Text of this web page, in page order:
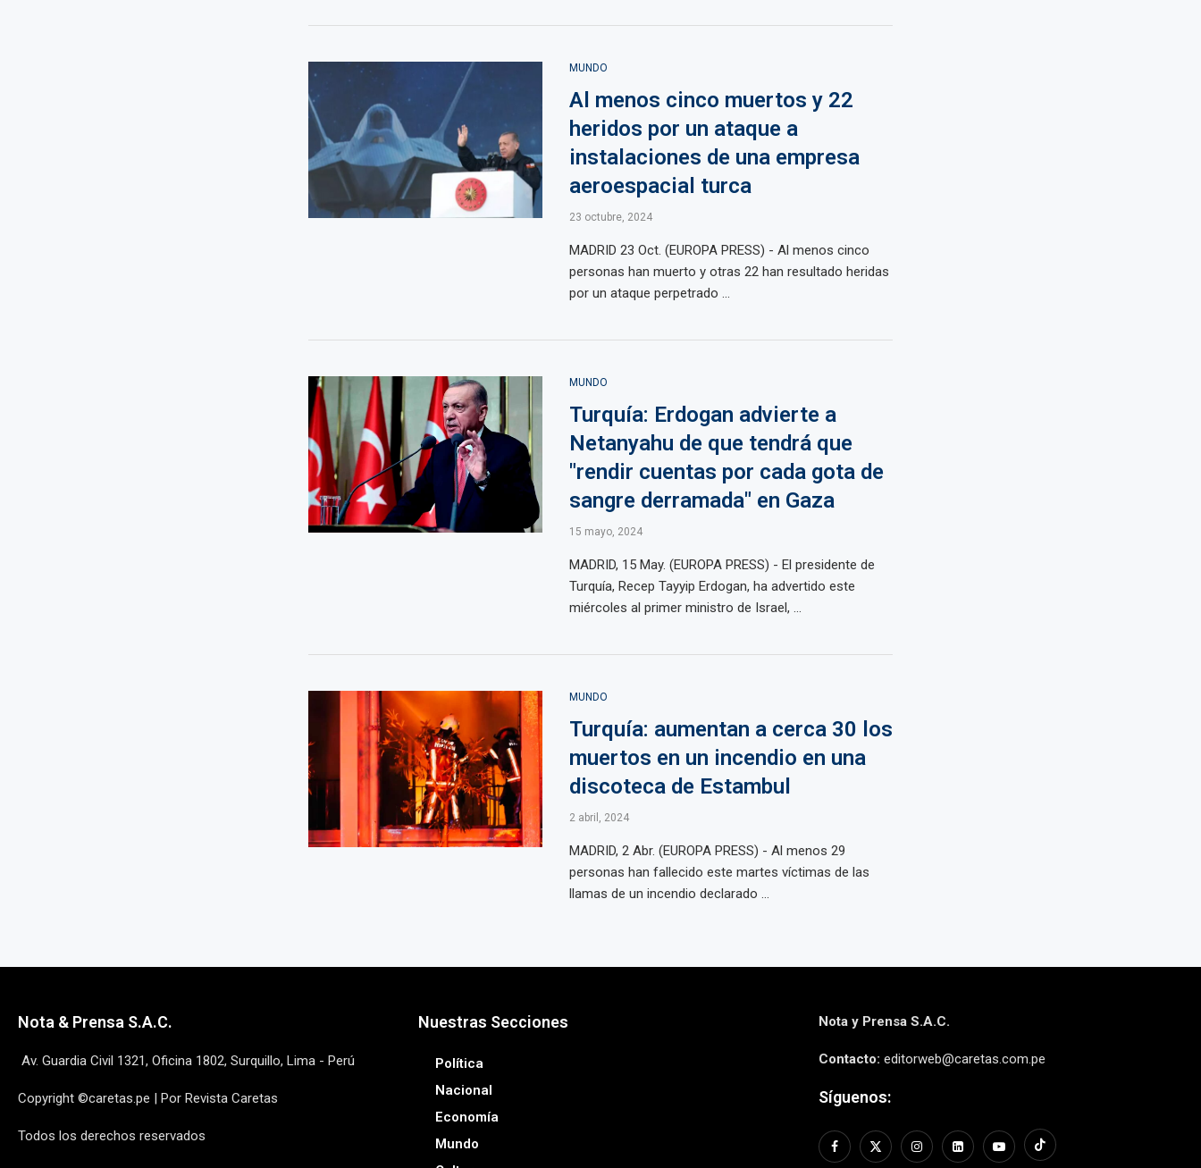
MUNDO
Al menos cinco muertos y 22
heridos por un ataque a
instalaciones de una empresa
aeroespacial turca
23 octubre, 2024
MADRID 23 Oct. (EUROPA PRESS) - Al menos cinco
personas han muerto y otras 22 han resultado heridas
por un ataque perpetrado ...
MUNDO
Turquía: Erdogan advierte a
Netanyahu de que tendrá que
"rendir cuentas por cada gota de
sangre derramada" en Gaza
15 mayo, 2024
MADRID, 15 May. (EUROPA PRESS) - El presidente de
Turquía, Recep Tayyip Erdogan, ha advertido este
miércoles al primer ministro de Israel, ...
MUNDO
Turquía: aumentan a cerca 30 los
muertos en un incendio en una
discoteca de Estambul
2 abril, 2024
MADRID, 2 Abr. (EUROPA PRESS) - Al menos 29
personas han fallecido este martes víctimas de las
llamas de un incendio declarado ...
Nota & Prensa S.A.C.
Av. Guardia Civil 1321, Oficina 1802, Surquillo, Lima - Perú
Copyright ©caretas.pe | Por Revista Caretas
Todos los derechos reservados
Nuestras Secciones
Política
Nacional
Economía
Mundo
Nota y Prensa S.A.C.
Contacto: editorweb@caretas.com.pe
Síguenos: